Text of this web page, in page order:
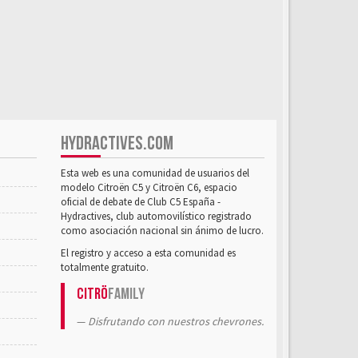
HYDRACTIVES.COM
Esta web es una comunidad de usuarios del
modelo Citroën C5 y Citroën C6, espacio
oficial de debate de Club C5 España -
Hydractives, club automovilístico registrado
como asociación nacional sin ánimo de lucro.
El registro y acceso a esta comunidad es
totalmente gratuito.
CitröFamily
Disfrutando con nuestros chevrones.